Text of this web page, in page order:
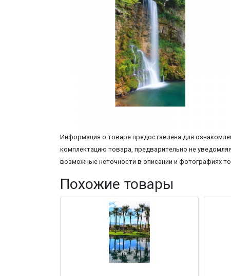
Информация о товаре предоставлена для
комплектацию товара, предварительно не
возможные неточности в описании и фотографиях
Похожие товары